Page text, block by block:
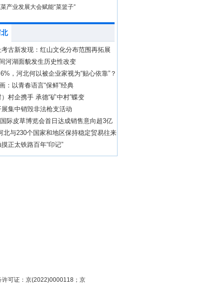
产业发展大会赋能“菜篮子”
古新发现：红山文化分布范围再拓展
河湖面貌发生历史性改变
，河北何以被企业家视为“贴心依靠”？
：以青春语言“保鲜”经典
）村企携手 承德“矿中村”蝶变
集中销毁非法枪支活动
际皮草博览会首日达成销售意向超3亿
北与230个国家和地区保持稳定贸易往来
正太铁路百年“印记”
许可证：京(2022)0000118；京